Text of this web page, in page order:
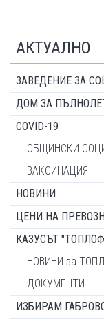
АКТУАЛНО
ЗАВЕДЕНИЕ ЗА
ДОМ ЗА
COVID-19
ОБЩИНСКИ
ВАКСИНАЦИЯ
НОВИНИ
ЦЕНИ НА
КАЗУСЪТ
НОВИНИ за
ДОКУМЕНТИ
ИЗБИРАМ